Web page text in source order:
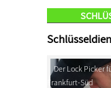
Der Lock Picker
Frankfurt-Süd